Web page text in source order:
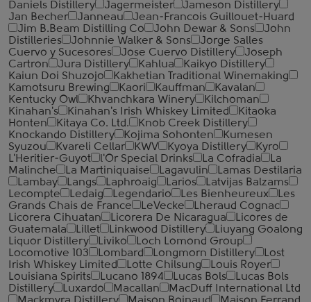
Daniels Distillery
Jagermeister
Jameson Distillery
Jan Becher
Janneau
Jean-Francois Guillouet-Huard
Jim B.Beam Distilling Co
John Dewar & Sons
John
Distilleries
Johnnie Walker & Sons
Jorge Salles
Cuervo y Sucesores
Jose Cuervo Distillery
Joseph
Cartron
Jura Distillery Kahlua
Kaikyo Distillery
Kaiun Doi Shuzojo
Kakhetian Traditional Winemaking
Kamotsuru Brewing
Kaori Kauffman
Kavalan
Kentucky Owl
Khvanchkara Winery
Kilchoman
Kinahan's
Kinahan's Irish Whiskey Limited
Kitaoka
Honten
Kitaya Co. Ltd.
Knob Creek Distillery
Knockando Distillery
Kojima Sohonten
Kumesen
Syuzou
Kvareli Cellar KWV Kyoya Distillery
Kyro
L'Heritier-Guyot
l'Or Special Drinks La Cofradia
La
Malinche
La Martiniquaise Lagavulin
Lamas Destilaria
Lambay
Langs Laphroaig Larios
Latvijas Balzams
Lecompte
Ledaig Legendario Les Bienheureux
Les
Grands Chais de France
LeVecke
Lheraud Cognac
Licorera Cihuatan
Licorera De Nicaragua
Licores de
Guatemala
Lillet Linkwood Distillery
Liuyang Goalong
Liquor Distillery
Liviko
Loch Lomond Group
Locomotive 103
Lombard Longmorn Distillery
Lost
Irish Whiskey Limited
Lotte Chilsung
Louis Royer
Louisiana Spirits
Lucano 1894 Lucas Bols
Lucas Bols
Distillery
Luxardo Macallan
MacDuff International Ltd